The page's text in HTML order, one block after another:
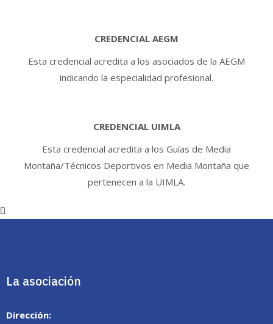
CREDENCIAL AEGM
Esta credencial acredita a los asociados de la AEGM
indicando la especialidad profesional.
CREDENCIAL UIMLA
Esta credencial acredita a los Guías de Media
Montaña/Técnicos Deportivos en Media Montaña que
pertenecen a la UIMLA.
La asociación
Dirección: